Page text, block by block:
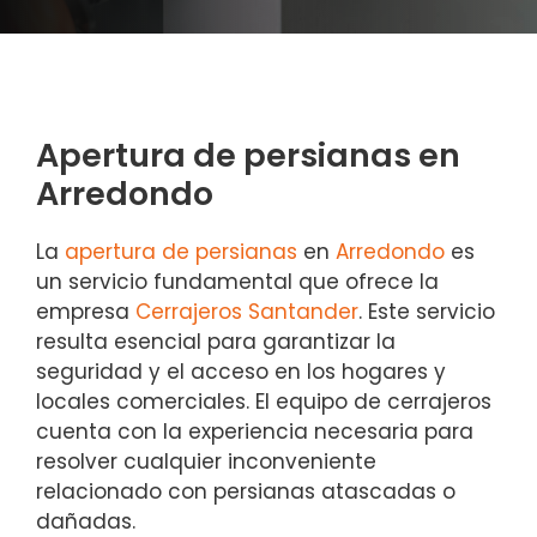
Apertura de persianas en
Arredondo
La apertura de persianas en Arredondo es
un servicio fundamental que ofrece la
empresa Cerrajeros Santander. Este servicio
resulta esencial para garantizar la
seguridad y el acceso en los hogares y
locales comerciales. El equipo de cerrajeros
cuenta con la experiencia necesaria para
resolver cualquier inconveniente
relacionado con persianas atascadas o
dañadas.